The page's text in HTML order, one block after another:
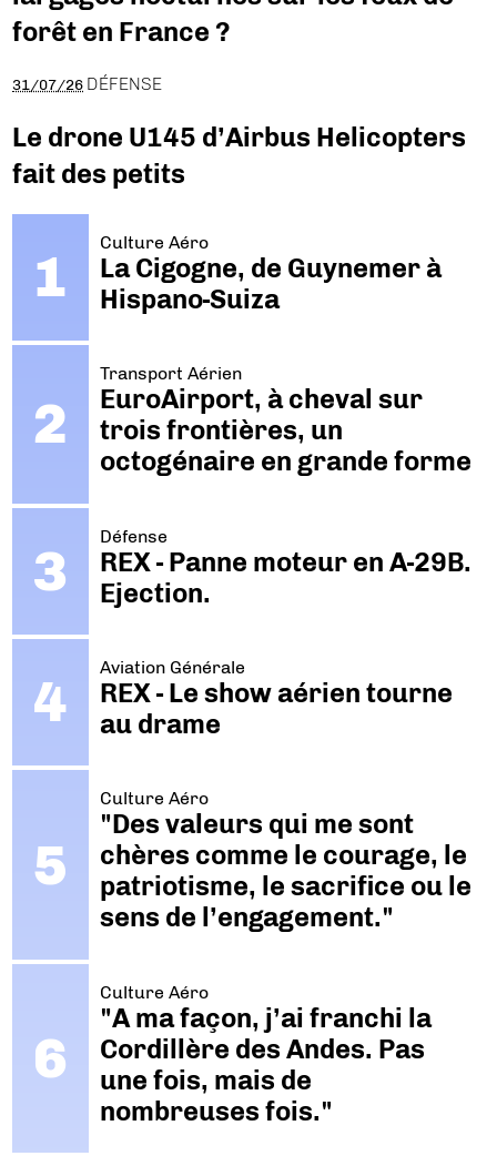
forêt en France ?
31/07/26 DÉFENSE
Le drone U145 d’Airbus Helicopters
fait des petits
Culture Aéro
La Cigogne, de Guynemer à
Hispano-Suiza
Transport Aérien
EuroAirport, à cheval sur
trois frontières, un
octogénaire en grande forme
Défense
REX - Panne moteur en A-29B.
Ejection.
Aviation Générale
REX - Le show aérien tourne
au drame
Culture Aéro
"Des valeurs qui me sont
chères comme le courage, le
patriotisme, le sacrifice ou le
sens de l’engagement."
Culture Aéro
"A ma façon, j’ai franchi la
Cordillère des Andes. Pas
une fois, mais de
nombreuses fois."